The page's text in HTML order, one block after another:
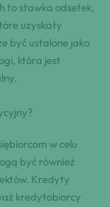
to stawka odsetek,
uzyskały
być ustalone jako
która jest
w celu
być również
Kredyty
kredytobiorcy